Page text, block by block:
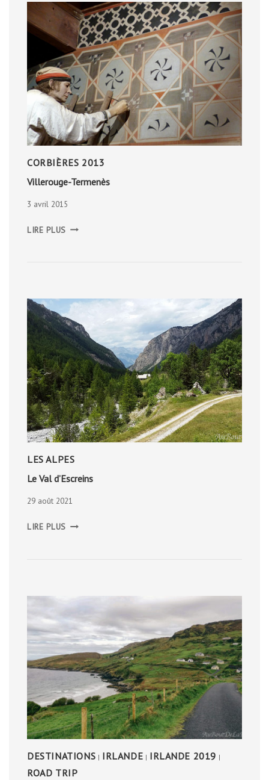
CORBIÈRES 2013
Villerouge-Termenès
3 avril 2015
LIRE PLUS TERMENÈS
LES ALPES
Le Val d’Escreins
29 août 2021
LIRE PLUS VAL
DESTINATIONS | IRLANDE | IRLANDE 2019 |
ROAD TRIP